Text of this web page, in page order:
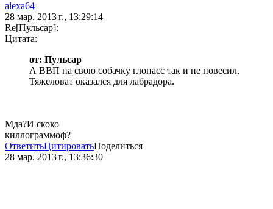
alexa64
28 мар. 2013 г., 13:29:14
Re[Пульсар]:
Цитата:
от: Пульсар
А ВВП на свою собачку глонасс так и не повесил.
Тяжеловат оказался для лабрадора.
Мда?И скоко
киллограммоф?
ОтветитьЦитироватьПоделиться
28 мар. 2013 г., 13:36:30